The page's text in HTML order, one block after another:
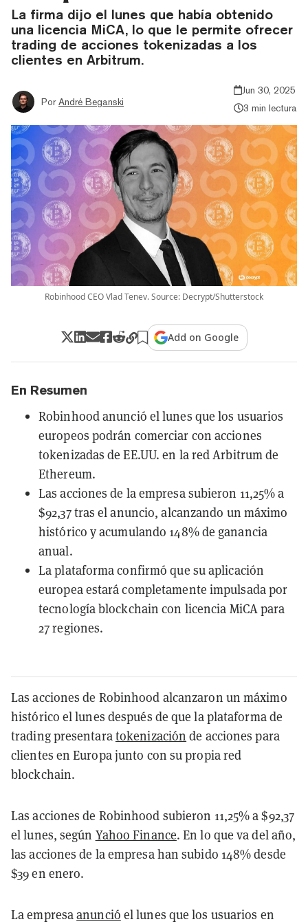
La firma dijo el lunes que había obtenido
una licencia MiCA, lo que le permite ofrecer
trading de acciones tokenizadas a los
clientes en Arbitrum.
Por André Beganski
Jun 30, 2025
3 min lectura
Robinhood CEO Vlad Tenev. Source: Decrypt/Shutterstock
Add on Google
En Resumen
Robinhood anunció el lunes que los usuarios
europeos podrán comerciar con acciones
tokenizadas de EE.UU. en la red Arbitrum de
Ethereum.
Las acciones de la empresa subieron 11,25% a
$92,37 tras el anuncio, alcanzando un máximo
histórico y acumulando 148% de ganancia
anual.
La plataforma confirmó que su aplicación
europea estará completamente impulsada por
tecnología blockchain con licencia MiCA para
27 regiones.
Las acciones de Robinhood alcanzaron un máximo
histórico el lunes después de que la plataforma de
trading presentaratokenización de acciones para
clientes en Europa junto con su propia red
blockchain.
Las acciones de Robinhood subieron 11,25% a $92,37
el lunes, según Yahoo Finance. En lo que va del año,
las acciones de la empresa han subido 148% desde
$39 en enero.
La empresaanunció el lunes que los usuarios en